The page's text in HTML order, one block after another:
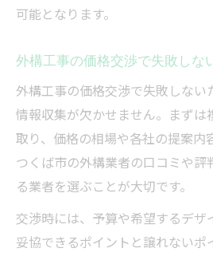
可能となります。
外構工事の価格交渉で失敗しな
外構工事の価格交渉で失敗しない
情報収集が欠かせません。まずは
取り、価格の相場や各社の提案内
つくば市の外構業者の口コミや評
る業者を選ぶことが大切です。
交渉時には、予算や希望するデザ
妥協できるポイントと譲れないポ